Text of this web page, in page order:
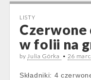
LISTY
Czerwone
w folii na
byJulia Górka • 26
Składniki: 4